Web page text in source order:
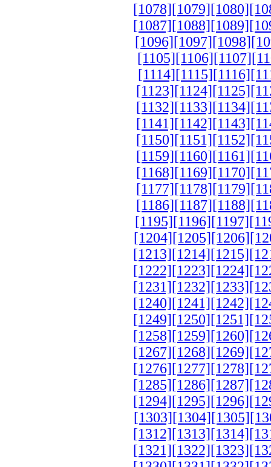
[1078][1079][1080]
[1087][1088][1089]
[1096][1097][1098]
[1105][1106][1107]
[1114][1115][1116]
[1123][1124][1125]
[1132][1133][1134]
[1141][1142][1143]
[1150][1151][1152]
[1159][1160][1161]
[1168][1169][1170]
[1177][1178][1179]
[1186][1187][1188]
[1195][1196][1197]
[1204][1205][1206]
[1213][1214][1215]
[1222][1223][1224]
[1231][1232][1233]
[1240][1241][1242]
[1249][1250][1251]
[1258][1259][1260]
[1267][1268][1269]
[1276][1277][1278]
[1285][1286][1287]
[1294][1295][1296]
[1303][1304][1305]
[1312][1313][1314]
[1321][1322][1323]